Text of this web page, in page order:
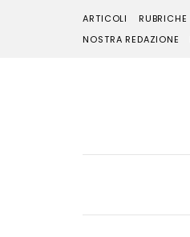
ARTICOLI RUBRICHE
NOSTRA REDAZIONE